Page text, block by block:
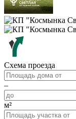
Схема проезда
–
м²